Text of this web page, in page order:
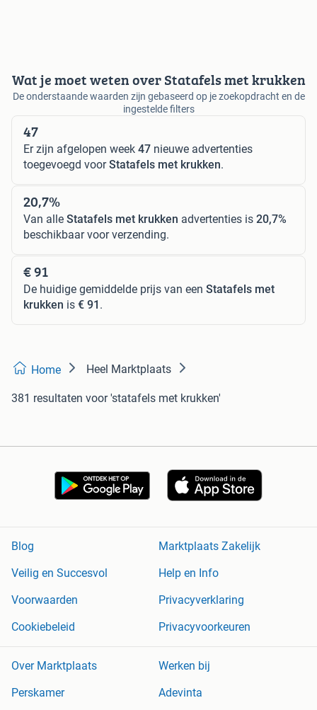
Wat je moet weten over Statafels met krukken
De onderstaande waarden zijn gebaseerd op je zoekopdracht en de
ingestelde filters
47
Er zijn afgelopen week 47 nieuwe advertenties
toegevoegd voorStatafels met krukken.
20,7%
Van alle Statafels met krukken advertenties is 20,7%
beschikbaar voor verzending.
€ 91
De huidige gemiddelde prijs van een Statafels met
krukken is € 91 .
Home Heel Marktplaats
381 resultaten voor 'statafels met krukken'
Blog
Marktplaats Zakelijk
Veilig en Succesvol
Help en Info
Voorwaarden
Privacyverklaring
Cookiebeleid
Privacyvoorkeuren
Over Marktplaats
Werken bij
Perskamer
Adevinta